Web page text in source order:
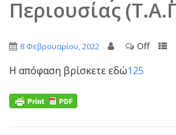
Περιουσίας
8 Φεβρουαρίου, 2022 Off
Η απόφαση βρίσκετε εδώ125